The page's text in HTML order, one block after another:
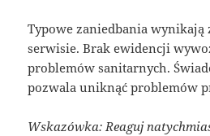
Typowe zaniedbania wynikają
serwisie. Brak ewidencji
problemów sanitarnych.
pozwala uniknąć problemów
Wskazówka: Reaguj